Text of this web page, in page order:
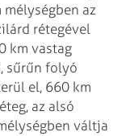
az
rétegével
km vastag
sűrűn folyó
el, 660 km
az alsó
váltja